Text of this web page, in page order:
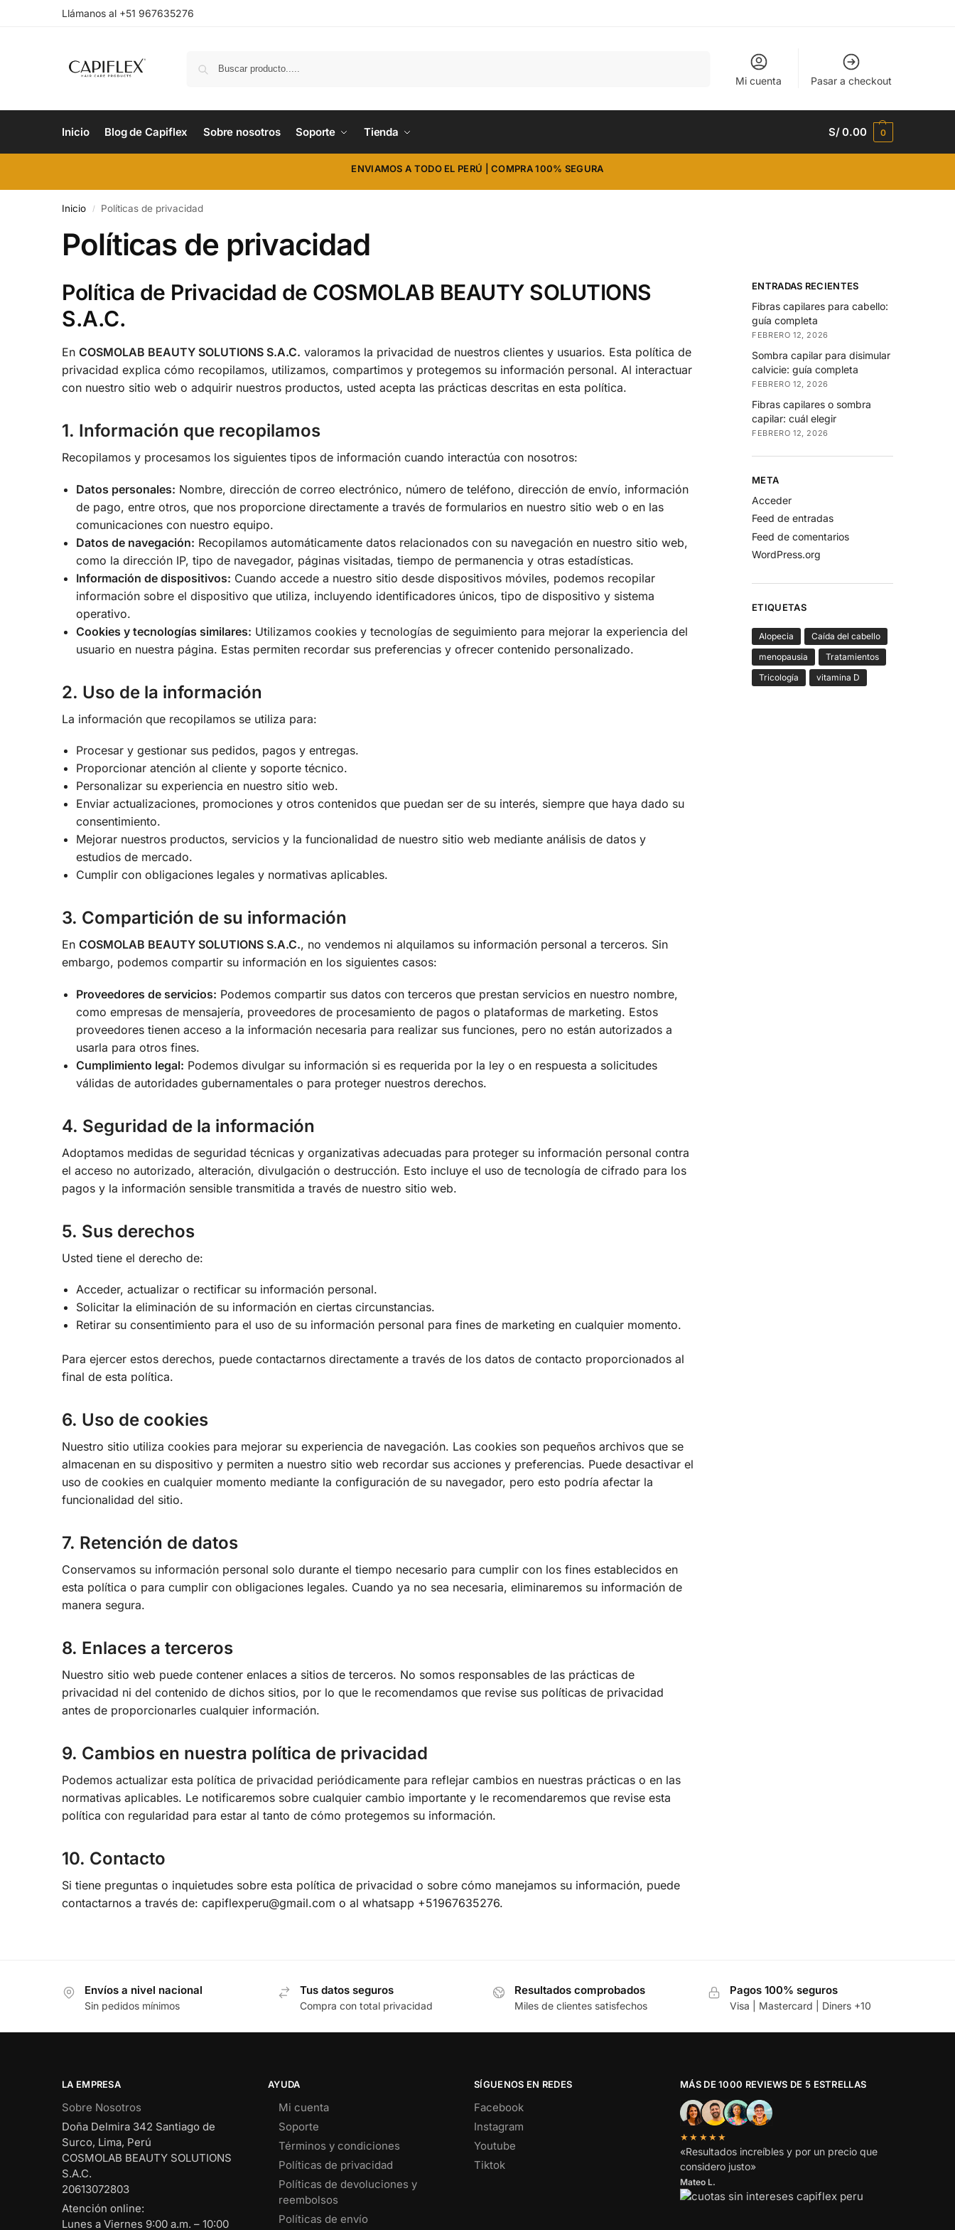
Llámanos al +51 967635276
Mi cuenta Pasar a checkout
Inicio Blog de Capiflex Sobre nosotros Soporte Tienda S/0.00 0
ENVIAMOS A TODO EL PERÚ | COMPRA 100% SEGURA
Inicio / Políticas de privacidad
Políticas de privacidad
Política de Privacidad de COSMOLAB BEAUTY SOLUTIONS
S.A.C.
En COSMOLAB BEAUTY SOLUTIONS S.A.C. valoramos la privacidad de nuestros clientes y usuarios. Esta política de
privacidad explica cómo recopilamos, utilizamos, compartimos y protegemos su información personal. Al interactuar
con nuestro sitio web o adquirir nuestros productos, usted acepta las prácticas descritas en esta política.
1. Información que recopilamos
Recopilamos y procesamos los siguientes tipos de información cuando interactúa con nosotros:
Datos personales: Nombre, dirección de correo electrónico, número de teléfono, dirección de envío, información
de pago, entre otros, que nos proporcione directamente a través de formularios en nuestro sitio web o en las
comunicaciones con nuestro equipo.
Datos de navegación: Recopilamos automáticamente datos relacionados con su navegación en nuestro sitio web,
como la dirección IP, tipo de navegador, páginas visitadas, tiempo de permanencia y otras estadísticas.
Información de dispositivos: Cuando accede a nuestro sitio desde dispositivos móviles, podemos recopilar
información sobre el dispositivo que utiliza, incluyendo identificadores únicos, tipo de dispositivo y sistema
operativo.
Cookies y tecnologías similares: Utilizamos cookies y tecnologías de seguimiento para mejorar la experiencia del
usuario en nuestra página. Estas permiten recordar sus preferencias y ofrecer contenido personalizado.
2. Uso de la información
La información que recopilamos se utiliza para:
Procesar y gestionar sus pedidos, pagos y entregas.
Proporcionar atención al cliente y soporte técnico.
Personalizar su experiencia en nuestro sitio web.
Enviar actualizaciones, promociones y otros contenidos que puedan ser de su interés, siempre que haya dado su
consentimiento.
Mejorar nuestros productos, servicios y la funcionalidad de nuestro sitio web mediante análisis de datos y
estudios de mercado.
Cumplir con obligaciones legales y normativas aplicables.
3. Compartición de su información
En COSMOLAB BEAUTY SOLUTIONS S.A.C., no vendemos ni alquilamos su información personal a terceros. Sin
embargo, podemos compartir su información en los siguientes casos:
Proveedores de servicios: Podemos compartir sus datos con terceros que prestan servicios en nuestro nombre,
como empresas de mensajería, proveedores de procesamiento de pagos o plataformas de marketing. Estos
proveedores tienen acceso a la información necesaria para realizar sus funciones, pero no están autorizados a
usarla para otros fines.
Cumplimiento legal: Podemos divulgar su información si es requerida por la ley o en respuesta a solicitudes
válidas de autoridades gubernamentales o para proteger nuestros derechos.
4. Seguridad de la información
Adoptamos medidas de seguridad técnicas y organizativas adecuadas para proteger su información personal contra
el acceso no autorizado, alteración, divulgación o destrucción. Esto incluye el uso de tecnología de cifrado para los
pagos y la información sensible transmitida a través de nuestro sitio web.
5. Sus derechos
Usted tiene el derecho de:
Acceder, actualizar o rectificar su información personal.
Solicitar la eliminación de su información en ciertas circunstancias.
Retirar su consentimiento para el uso de su información personal para fines de marketing en cualquier momento.
Para ejercer estos derechos, puede contactarnos directamente a través de los datos de contacto proporcionados al
final de esta política.
6. Uso de cookies
Nuestro sitio utiliza cookies para mejorar su experiencia de navegación. Las cookies son pequeños archivos que se
almacenan en su dispositivo y permiten a nuestro sitio web recordar sus acciones y preferencias. Puede desactivar el
uso de cookies en cualquier momento mediante la configuración de su navegador, pero esto podría afectar la
funcionalidad del sitio.
7. Retención de datos
Conservamos su información personal solo durante el tiempo necesario para cumplir con los fines establecidos en
esta política o para cumplir con obligaciones legales. Cuando ya no sea necesaria, eliminaremos su información de
manera segura.
8. Enlaces a terceros
Nuestro sitio web puede contener enlaces a sitios de terceros. No somos responsables de las prácticas de
privacidad ni del contenido de dichos sitios, por lo que le recomendamos que revise sus políticas de privacidad
antes de proporcionarles cualquier información.
9. Cambios en nuestra política de privacidad
Podemos actualizar esta política de privacidad periódicamente para reflejar cambios en nuestras prácticas o en las
normativas aplicables. Le notificaremos sobre cualquier cambio importante y le recomendaremos que revise esta
política con regularidad para estar al tanto de cómo protegemos su información.
10. Contacto
Si tiene preguntas o inquietudes sobre esta política de privacidad o sobre cómo manejamos su información, puede
contactarnos a través de: capiflexperu@gmail.com o al whatsapp +51967635276.
ENTRADAS RECIENTES
Fibras capilares para cabello:
guía completa
FEBRERO 12, 2026
Sombra capilar para disimular
calvicie: guía completa
FEBRERO 12, 2026
Fibras capilares o sombra
capilar: cuál elegir
FEBRERO 12, 2026
META
Acceder
Feed de entradas
Feed de comentarios
WordPress.org
ETIQUETAS
Alopecia
Caída del cabello
menopausia
Tratamientos
Tricología
vitamina D
Envíos a nivel nacional
Sin pedidos mínimos
Tus datos seguros
Compra con total privacidad
Resultados comprobados
Miles de clientes satisfechos
Pagos 100% seguros
Visa | Mastercard | Diners +10
LA EMPRESA
Sobre Nosotros
Doña Delmira 342 Santiago de
Surco, Lima, Perú
COSMOLAB BEAUTY SOLUTIONS
S.A.C.
20613072803
Atención online:
Lunes a Viernes 9:00 a.m. – 10:00
AYUDA
Mi cuenta
Soporte
Términos y condiciones
Políticas de privacidad
Políticas de devoluciones y
reembolsos
Políticas de envío
SÍGUENOS EN REDES
Facebook
Instagram
Youtube
Tiktok
MÁS DE 1000 REVIEWS DE 5 ESTRELLAS
★★★★★
«Resultados increíbles y por un precio que
considero justo»
Mateo L.